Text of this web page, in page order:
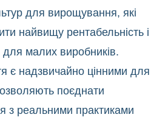
для вирощування, які
найвищу рентабельність і
для малих виробників.
є надзвичайно цінними для
поєднати
з реальними практиками